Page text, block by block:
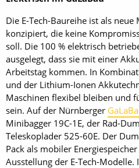
Die E-Tech-Baureihe ist als
konzipiert, die keine
soll. Die 100 % elektrisch
ausgelegt, dass sie mit einer
Arbeitstag kommen. In
und der Lithium-Ionen
Maschinen flexibel bleiben und
sein. Auf der Nürnberger
Minibagger 19C-1E, der Rad-
Teleskoplader 525-60E. Der
Pack als mobiler
Ausstellung der E-Tech-